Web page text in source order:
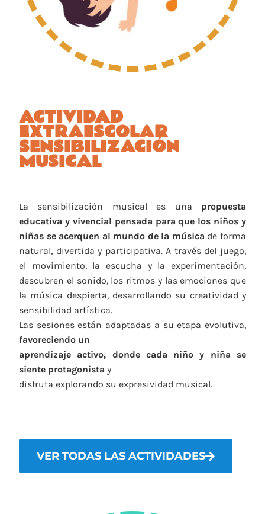
ACTIVIDAD
EXTRAESCOLAR
SENSIBILIZACIÓN
MUSICAL
La sensibilización musical es una propuesta
educativa y vivencial pensada para que los niños y
niñas se acerquen al mundo de la música de forma
natural, divertida y participativa. A través del juego,
el movimiento, la escucha y la experimentación,
descubren el sonido, los ritmos y las emociones que
la música despierta, desarrollando su creatividad y
sensibilidad artística.
Las sesiones están adaptadas a su etapa evolutiva,
favoreciendo un
aprendizaje activo, donde cada niño y niña se
siente protagonista y
disfruta explorando su expresividad musical.
VER TODAS LAS ACTIVIDADES